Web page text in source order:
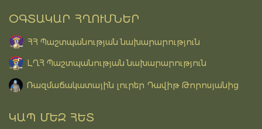
ՕԳՏԱԿԱՐ ՀՂՈՒՄՆԵՐ
ՀՀ Պաշտպանության նախարարություն
ԼՂՀ Պաշտպանության նախարարություն
Ռազմաճակատային լուրեր Դավիթ Թորոսյանից
ԿԱՊ ՄԵԶ ՀԵՏ